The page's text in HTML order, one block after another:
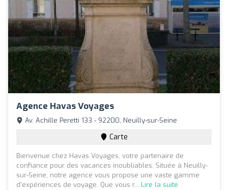
Agence Havas Voyages
Av. Achille Peretti 133 - 92200, Neuilly-sur-Seine
Carte
Bienvenue chez Havas Voyages, votre partenaire de
confiance pour des vacances inoubliables. Située à Neuilly-
sur-Seine, notre agence vous propose une vaste gamme
d'expériences de voyage. Que vous r... Lire la suite